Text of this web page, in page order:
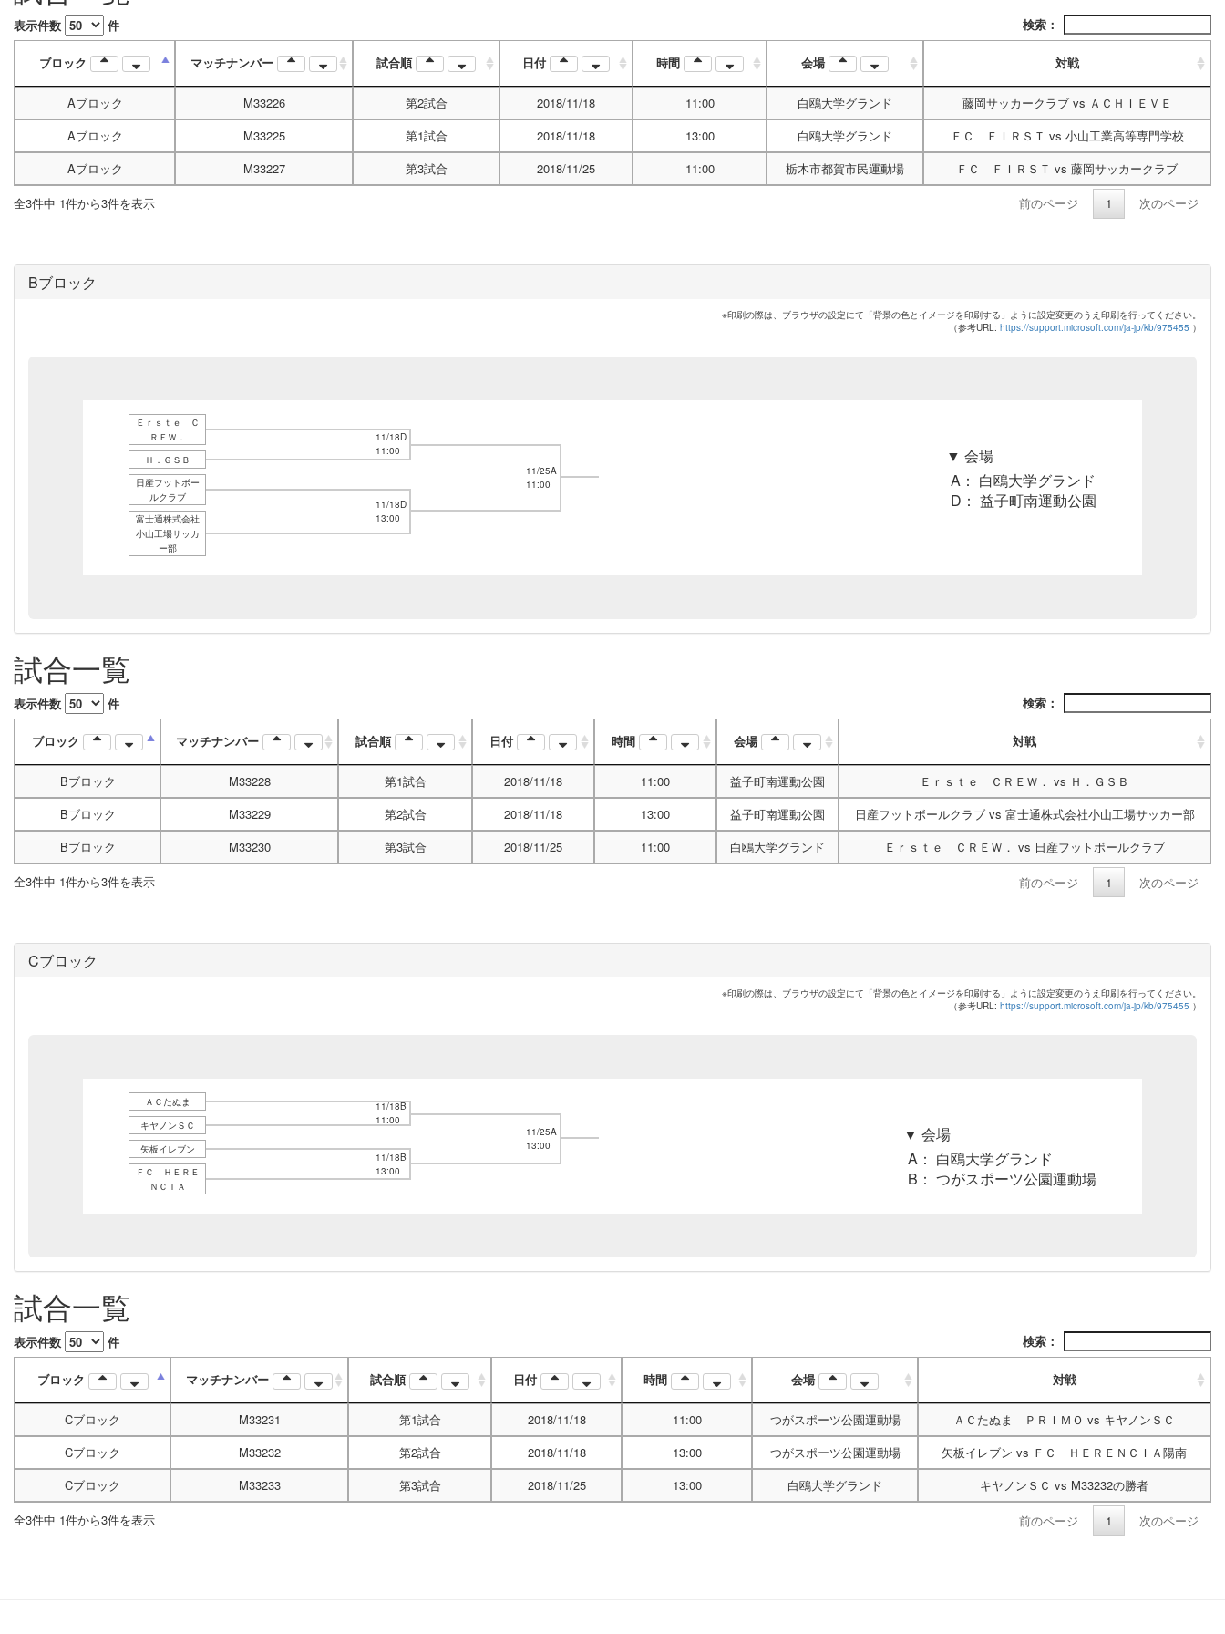
表示件数 件 検索：
ブロック マッチナンバー 試合順 日付 時間 会場 対戦
Aブロック M33226 第2試合 2018/11/18 11:00 白鴎大学グランド 藤岡サッカークラブvs ＡＣＨＩＥＶＥ
Aブロック
M33225 第1試合 2018/11/18 13:00 白鴎大学グランド ＦＣ ＦＩＲＳＴ vs 小山工業高等専門学校
Aブロック
M33227 第3試合 2018/11/25 11:00 栃木市都賀市民運動場 ＦＣ ＦＩＲＳＴ vs 藤岡サッカークラブ
全3件中 1件から3件を表示
前のページ 1 次のページ
Bブロック
※印刷の際は、ブラウザの設定にて「背景の色とイメージを印刷する」ように設定変更のうえ印刷を行ってください。
（参考URL: https://support.microsoft.com/ja-jp/kb/975455 ）
▼ 会場
A： 白鴎大学グランド
D： 益子町南運動公園
Ｅｒｓｔｅ Ｃ
ＲＥＷ．
11/18D
11:00
Ｈ．ＧＳＢ
11/25A
11:00
日産フットボー
ルクラブ
11/18D
13:00
富士通株式会社
小山工場サッカ
ー部
試合一覧
表示件数 件 検索：
ブロック マッチナンバー 試合順 日付 時間 会場 対戦
Bブロック M33228 第1試合 2018/11/18 11:00 益子町南運動公園 Ｅｒｓｔｅ ＣＲＥＷ． vs Ｈ．ＧＳＢ
Bブロック
M33229 第2試合 2018/11/18 13:00 益子町南運動公園 日産フットボールクラブvs 富士通株式会社小山工場サッカー部
Bブロック
M33230 第3試合 2018/11/25 11:00 白鴎大学グランド Ｅｒｓｔｅ ＣＲＥＷ． vs 日産フットボールクラブ
全3件中 1件から3件を表示
前のページ 1 次のページ
Cブロック
※印刷の際は、ブラウザの設定にて「背景の色とイメージを印刷する」ように設定変更のうえ印刷を行ってください。
（参考URL: https://support.microsoft.com/ja-jp/kb/975455 ）
▼ 会場
A： 白鴎大学グランド
B： つがスポーツ公園運動場
ＡＣたぬま
11/18B
11:00
キヤノンＳＣ
11/25A
13:00
矢板イレブン
11/18B
13:00
ＦＣ ＨＥＲＥ
ＮＣＩＡ
試合一覧
表示件数 件 検索：
ブロック マッチナンバー 試合順 日付 時間 会場 対戦
Cブロック M33231 第1試合 2018/11/18 11:00 つがスポーツ公園運動場 ＡＣたぬま ＰＲＩＭＯ vs キヤノンＳＣ
Cブロック
M33232 第2試合 2018/11/18 13:00 つがスポーツ公園運動場 矢板イレブン vs ＦＣ ＨＥＲＥＮＣＩＡ陽南
Cブロック
M33233 第3試合 2018/11/25 13:00 白鴎大学グランド キヤノンＳＣ vs M33232の勝者
全3件中 1件から3件を表示
前のページ 1 次のページ